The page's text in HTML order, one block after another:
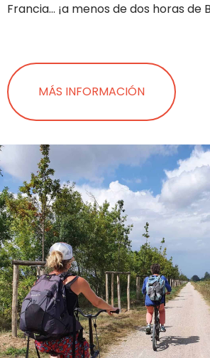
Francia… ¡a menos de dos horas de
MÁS INFORMACIÓN